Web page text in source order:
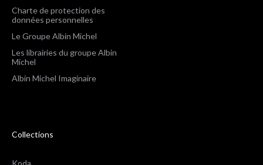
Charte de protection des
données personnelles
Le Groupe Albin Michel
Les librairies du groupe Albin
Michel
Albin Michel Imaginaire
Collections